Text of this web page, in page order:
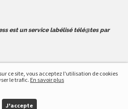
ce site, vous acceptez l'utilisation de cookies
le trafic. En savoir plus
J'accepte
est un service labélisé télé@tes par